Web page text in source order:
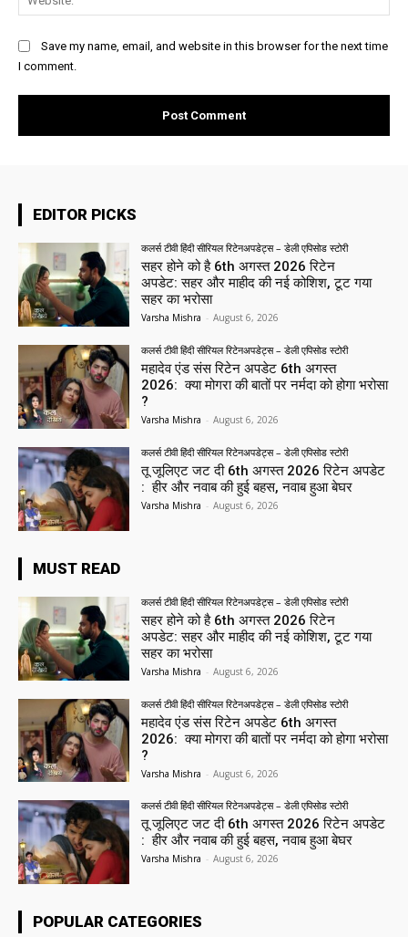
Save my name, email, and website in this browser for the next time
I comment.
EDITOR PICKS
कलर्स टीवी हिंदी सीरियल रिटेनअपडेट्स – डेली एपिसोड स्टोरी
सहर होने को है 6th अगस्त 2026 रिटेन
अपडेट: सहर और माहीद की नई कोशिश, टूट गया
सहर का भरोसा
Varsha Mishra - August 6, 2026
कलर्स टीवी हिंदी सीरियल रिटेनअपडेट्स – डेली एपिसोड स्टोरी
महादेव एंड संस रिटेन अपडेट 6th अगस्त
2026: क्या मोगरा की बातों पर नर्मदा को होगा भरोसा
?
Varsha Mishra - August 6, 2026
कलर्स टीवी हिंदी सीरियल रिटेनअपडेट्स – डेली एपिसोड स्टोरी
तू जूलिएट जट दी 6th अगस्त 2026 रिटेन अपडेट
: हीर और नवाब की हुई बहस, नवाब हुआ बेघर
Varsha Mishra - August 6, 2026
MUST READ
कलर्स टीवी हिंदी सीरियल रिटेनअपडेट्स – डेली एपिसोड स्टोरी
सहर होने को है 6th अगस्त 2026 रिटेन
अपडेट: सहर और माहीद की नई कोशिश, टूट गया
सहर का भरोसा
Varsha Mishra - August 6, 2026
कलर्स टीवी हिंदी सीरियल रिटेनअपडेट्स – डेली एपिसोड स्टोरी
महादेव एंड संस रिटेन अपडेट 6th अगस्त
2026: क्या मोगरा की बातों पर नर्मदा को होगा भरोसा
?
Varsha Mishra - August 6, 2026
कलर्स टीवी हिंदी सीरियल रिटेनअपडेट्स – डेली एपिसोड स्टोरी
तू जूलिएट जट दी 6th अगस्त 2026 रिटेन अपडेट
: हीर और नवाब की हुई बहस, नवाब हुआ बेघर
Varsha Mishra - August 6, 2026
POPULAR CATEGORIES